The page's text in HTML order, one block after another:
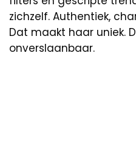
zichzelf. Authentiek,
Dat maakt haar uniek.
onverslaanbaar.